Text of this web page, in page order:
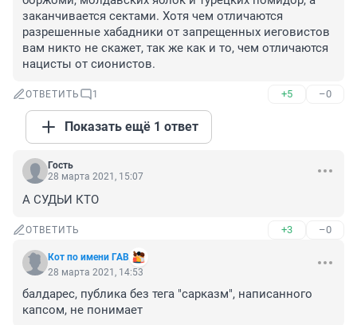
заканчивается сектами. Хотя чем отличаются
разрешенные хабадники от запрещенных иеговистов
вам никто не скажет, так же как и то, чем отличаются
нацисты от сионистов.
ОТВЕТИТЬ 1 +5 –0
Показать ещё 1 ответ
Гость
28 марта 2021, 15:07
А СУДЬИ КТО
ОТВЕТИТЬ +3 –0
Кот по имени ГАВ
28 марта 2021, 14:53
балдарес, публика без тега "сарказм", написанного
капсом, не понимает